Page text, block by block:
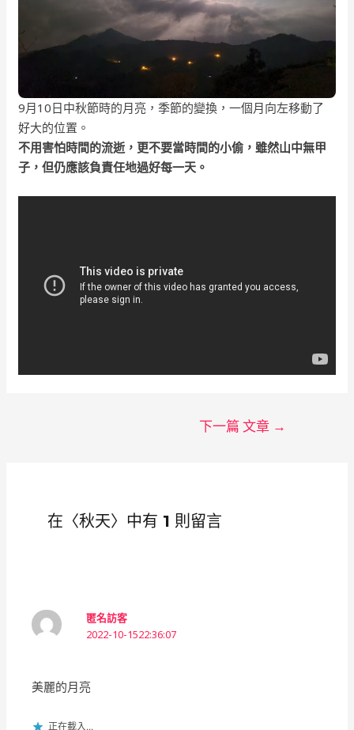
9月10日中秋節時的月亮，季節的變換，一個月向左移動了
好大的位置。
不用害怕時間的流逝，更不要當時間的小偷，雖然山中無甲
子，但仍應該負責任地過好每一天。
下一篇 文章 →
在〈秋天〉中有 1 則留言
匿名訪客
2022-10-1522:36:07
美麗的月亮
正在載入...